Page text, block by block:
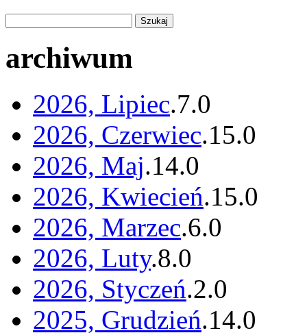
archiwum
2026, Lipiec.7.0
2026, Czerwiec.15.0
2026, Maj.14.0
2026, Kwiecień.15.0
2026, Marzec.6.0
2026, Luty.8.0
2026, Styczeń.2.0
2025, Grudzień.14.0